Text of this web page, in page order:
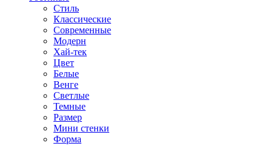
Стиль
Классические
Современные
Модерн
Хай-тек
Цвет
Белые
Венге
Светлые
Темные
Размер
Мини стенки
Форма